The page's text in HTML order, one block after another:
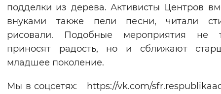
подделки из дерева. Активисты Центров
внуками также пели песни, читали
рисовали. Подобные мероприятия не
приносят радость, но и сближают
младшее поколение.
Мы в соцсетях: https://vk.com/